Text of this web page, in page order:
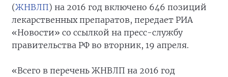
(ЖНВЛП) на 2016 год включено 646 позиций
лекарственных препаратов, передает РИА
«Новости» со ссылкой на пресс-службу
правительства РФ во вторник, 19 апреля.
«Всего в перечень ЖНВЛП на 2016 год